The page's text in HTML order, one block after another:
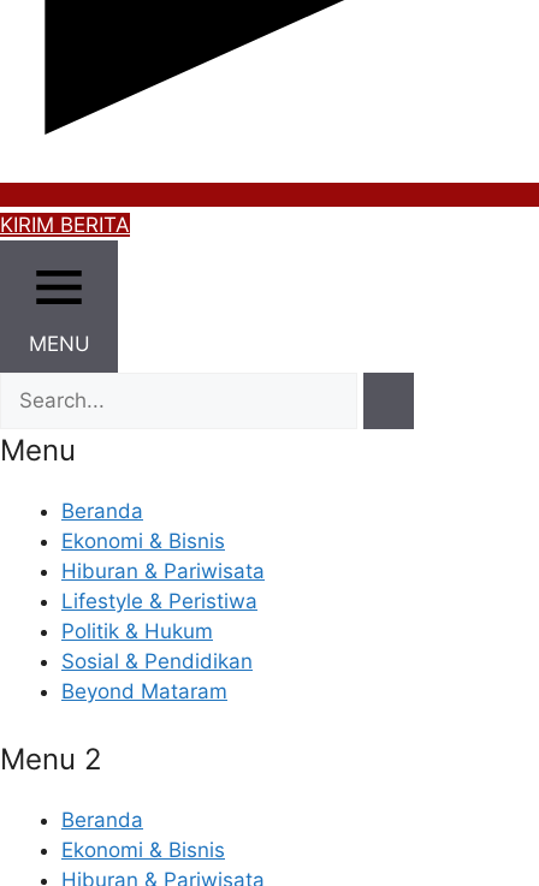
KIRIM BERITA
MENU
Menu
Beranda
Ekonomi & Bisnis
Hiburan & Pariwisata
Lifestyle & Peristiwa
Politik & Hukum
Sosial & Pendidikan
Beyond Mataram
Menu 2
Beranda
Ekonomi & Bisnis
Hiburan & Pariwisata